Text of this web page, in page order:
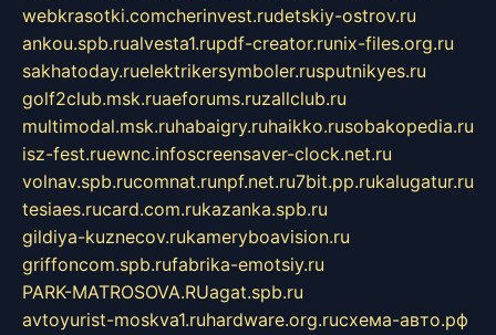
webkrasotki.comcherinvest.rudetskiy-ostrov.ru
ankou.spb.rualvesta1.rupdf-creator.runix-files.org.ru
sakhatoday.ruelektrikersymboler.rusputnikyes.ru
golf2club.msk.ruaeforums.ruzallclub.ru
multimodal.msk.ruhabaigry.ruhaikko.rusobakopedia.ru
isz-fest.ruewnc.infoscreensaver-clock.net.ru
volnav.spb.rucomnat.runpf.net.ru7bit.pp.rukalugatur.ru
tesiaes.rucard.com.rukazanka.spb.ru
gildiya-kuznecov.rukameryboavision.ru
griffoncom.spb.rufabrika-emotsiy.ru
PARK-MATROSOVA.RUagat.spb.ru
avtoyurist-moskva1.ruhardware.org.ruсхема-авто.рф